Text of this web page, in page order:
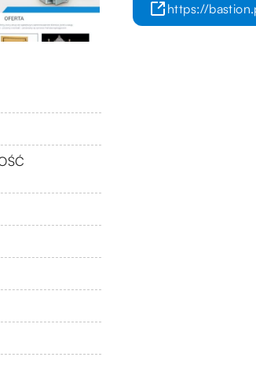
https://